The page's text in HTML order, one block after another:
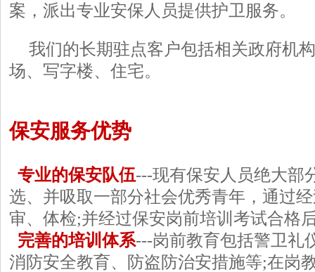
案，派出专业安保人员提供护卫服务。
我们的长期驻点客户包括相关政府机
场、写字楼、住宅。
保安服务优势
专业的保安队伍---现有保安人员绝大部
选、并吸取一部分社会优秀青年，通过
审、体检;并经过保安岗前培训考试合格
完善的培训体系---岗前教育包括警卫礼
消防安全教育、防盗防治安措施等;在岗